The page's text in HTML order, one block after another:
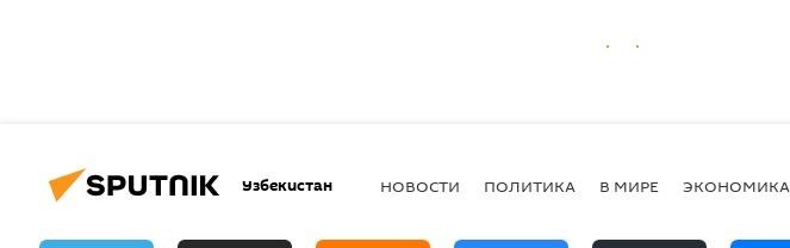
Узбекистан НОВОСТИ ПОЛИТИКА В МИРЕ ЭКОНОМИКА